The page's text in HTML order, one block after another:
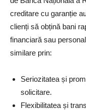
creditare cu garanție
clienți să obțină bani
financiară sau
similare prin:
Seriozitatea și
solicitare.
Flexibilitatea și